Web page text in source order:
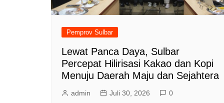
Pemprov Sulbar
Lewat Panca Daya, Sulbar
Percepat Hilirisasi Kakao dan Kopi
Menuju Daerah Maju dan Sejahtera
admin Juli 30, 2026 0